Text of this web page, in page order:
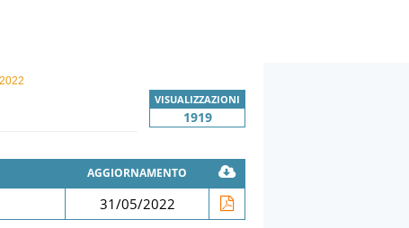
2022
VISUALIZZAZIONI
1919
AGGIORNAMENTO
31/05/2022